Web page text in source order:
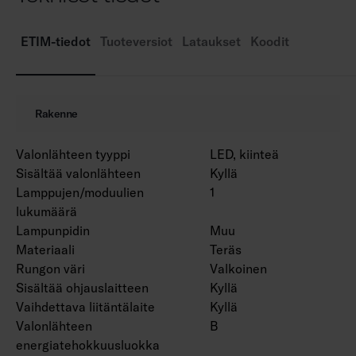
MacAdam 3 SDCM.
Käyttöympäristön lämpötila 0 … 25 °C.
Hyötyelinikä L80 100 000 h (Ta25°C).
Virtalähteen elinikä 100 000 h.
WH = valkoinen runko, DA2 = Dali-2, Rxx =
ramppiversiot.
Tuotesarjan tuotteella 4338618 on saatavana
EPD-dokumentti.
Projektikohtaisesti saatavana räätälöidyt
valovirtapaketit. Runkopituudet ovat
ETIM-tiedot Tuoteversiot Lataukset Koodit
Rakenne
Valonlähteen tyyppi
LED, kiinteä
Sisältää valonlähteen
Kyllä
Lamppujen/moduulien
lukumäärä
1
Lampunpidin
Muu
Materiaali
Teräs
Rungon väri
Valkoinen
Sisältää ohjauslaitteen
Kyllä
Vaihdettava liitäntälaite
Kyllä
Valonlähteen
energiatehokkuusluokka
B